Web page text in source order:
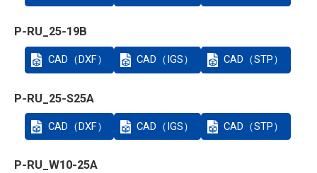
P-RU_25-19B
CAD（DXF） CAD（IGS） CAD（STP）
P-RU_25-S25A
CAD（DXF） CAD（IGS） CAD（STP）
P-RU_W10-25A